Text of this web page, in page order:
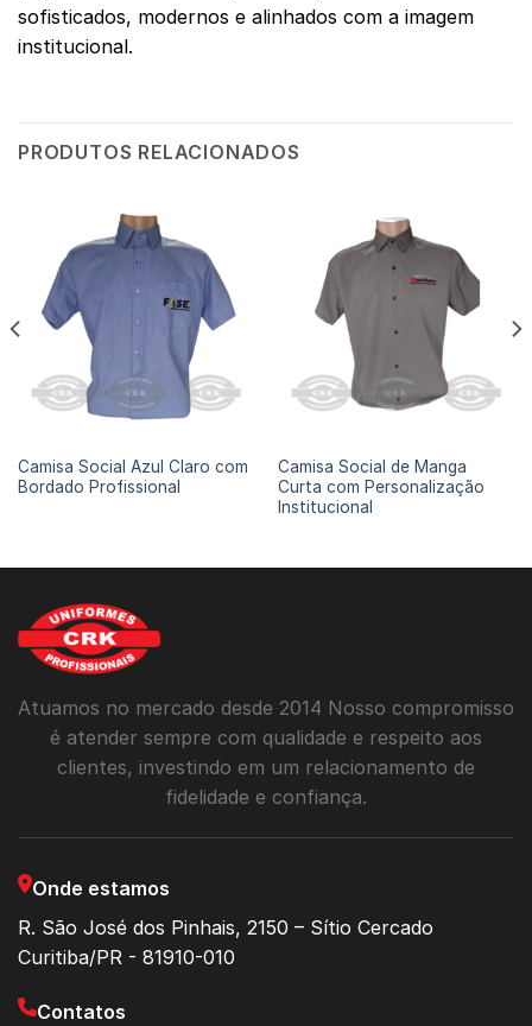
sofisticados, modernos e alinhados com a imagem
institucional.
PRODUTOS RELACIONADOS
Camisa Social Azul Claro com
Bordado Profissional
Camisa Social de Manga
Curta com Personalização
Institucional
Atuamos no mercado desde 2014 Nosso compromisso
é atender sempre com qualidade e respeito aos
clientes, investindo em um relacionamento de
fidelidade e confiança.
Onde estamos
R. São José dos Pinhais, 2150 – Sítio Cercado
Curitiba/PR - 81910-010
Contatos